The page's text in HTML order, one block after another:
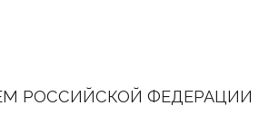
РОССИЙСКОЙ ФЕДЕРАЦИИ